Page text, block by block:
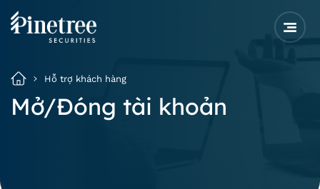
Hỗ trợ khách hàng
Mở/Đóng tài khoản